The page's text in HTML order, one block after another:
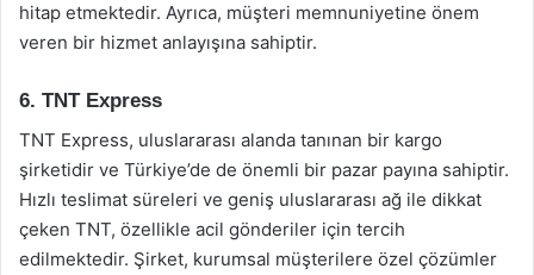
hitap etmektedir. Ayrıca, müşteri memnuniyetine önem
veren bir hizmet anlayışına sahiptir.
6. TNT Express
TNT Express, uluslararası alanda tanınan bir kargo
şirketidir ve Türkiye’de de önemli bir pazar payına sahiptir.
Hızlı teslimat süreleri ve geniş uluslararası ağ ile dikkat
çeken TNT, özellikle acil gönderiler için tercih
edilmektedir. Şirket, kurumsal müşterilere özel çözümler